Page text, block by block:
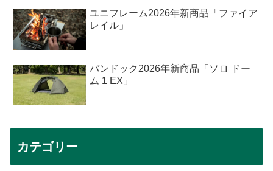
ユニフレーム2026年新商品「ファイア
レイル」
バンドック2026年新商品「ソロ ドー
ム 1 EX」
カテゴリー